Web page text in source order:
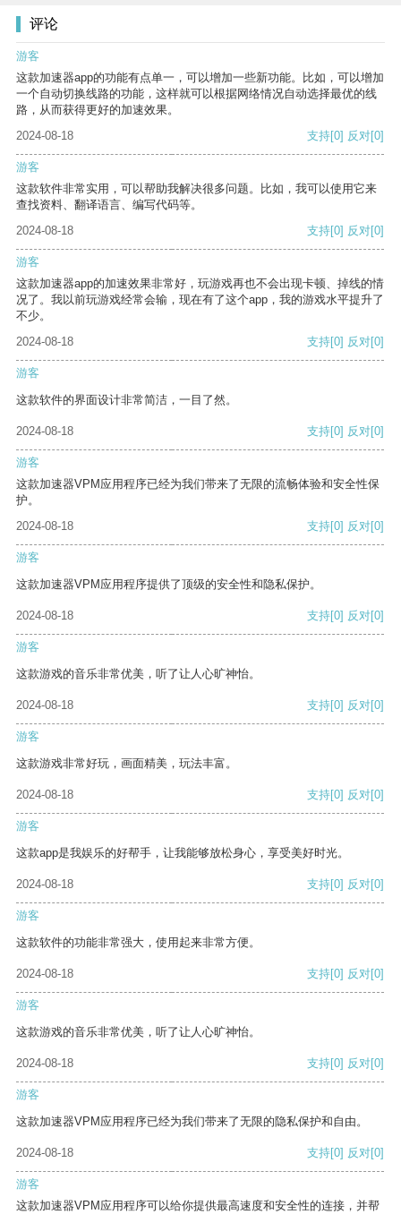
评论
游客
这款加速器app的功能有点单一，可以增加一些新功能。比如，可以增加
一个自动切换线路的功能，这样就可以根据网络情况自动选择最优的线
路，从而获得更好的加速效果。
2024-08-18
支持[0] 反对[0]
游客
这款软件非常实用，可以帮助我解决很多问题。比如，我可以使用它来
查找资料、翻译语言、编写代码等。
2024-08-18
支持[0] 反对[0]
游客
这款加速器app的加速效果非常好，玩游戏再也不会出现卡顿、掉线的情
况了。我以前玩游戏经常会输，现在有了这个app，我的游戏水平提升了
不少。
2024-08-18
支持[0] 反对[0]
游客
这款软件的界面设计非常简洁，一目了然。
2024-08-18 支持[0] 反对[0]
游客
这款加速器VPM应用程序已经为我们带来了无限的流畅体验和安全性保
护。
2024-08-18
支持[0] 反对[0]
游客
这款加速器VPM应用程序提供了顶级的安全性和隐私保护。
2024-08-18 支持[0] 反对[0]
游客
这款游戏的音乐非常优美，听了让人心旷神怡。
2024-08-18 支持[0] 反对[0]
游客
这款游戏非常好玩，画面精美，玩法丰富。
2024-08-18 支持[0] 反对[0]
游客
这款app是我娱乐的好帮手，让我能够放松身心，享受美好时光。
2024-08-18 支持[0] 反对[0]
游客
这款软件的功能非常强大，使用起来非常方便。
2024-08-18 支持[0] 反对[0]
游客
这款游戏的音乐非常优美，听了让人心旷神怡。
2024-08-18 支持[0] 反对[0]
游客
这款加速器VPM应用程序已经为我们带来了无限的隐私保护和自由。
2024-08-18 支持[0] 反对[0]
游客
这款加速器VPM应用程序可以给你提供最高速度和安全性的连接，并帮